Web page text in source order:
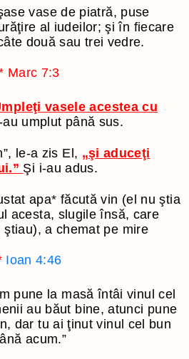
vase de piatră, puse
al iudeilor; şi în fiecare
două sau trei vedre.
Marc 7:3
vasele acestea cu
au umplut până sus.
, le-a zis El, „şi aduceţi
Şi i-au adus.
apa* făcută vin (el nu ştia
acesta, slugile însă, care
ştiau), a chemat pe mire
Ioan 4:46
pune la masă întâi vinul cel
au băut bine, atunci pune
dar tu ai ţinut vinul cel bun
acum.”